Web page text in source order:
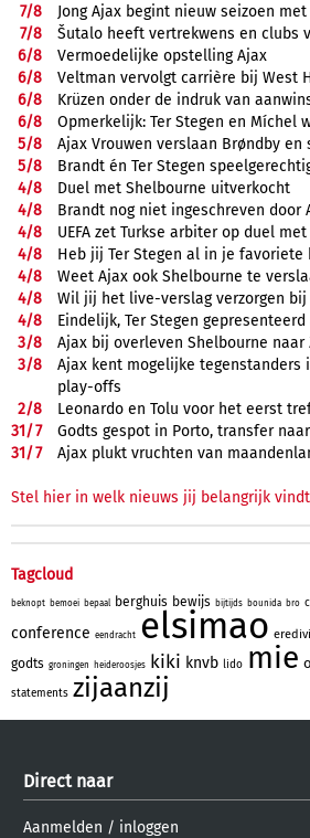
7/8
Jong Ajax begint nieuw seizoen
7/8
Šutalo heeft vertrekwens en clubs
6/8
Vermoedelijke opstelling Ajax
6/8
Veltman vervolgt carrière bij West
6/8
Krüzen onder de indruk van
6/8
Opmerkelijk: Ter Stegen en Míchel
5/8
Ajax Vrouwen verslaan Brøndby
5/8
Brandt én Ter Stegen
4/8
Duel met Shelbourne uitverkocht
4/8
Brandt nog niet ingeschreven door
4/8
UEFA zet Turkse arbiter op duel
4/8
Heb jij Ter Stegen al in je favoriete
4/8
Weet Ajax ook Shelbourne te
4/8
Wil jij het live-verslag verzorgen
4/8
Eindelijk, Ter Stegen
3/8
Ajax bij overleven Shelbourne
3/8
Ajax kent mogelijke tegenstanders
play-offs
2/8
Leonardo en Tolu voor het eerst
31/7
Godts gespot in Porto, transfer
31/7 Ajax plukt vruchten van
Stel hier in welk nieuws jij belangrijk
Tagcloud
beknopt bemoei bepaal berghuis bewijs bijtijds bounida bro
conference eendracht elsimao
godts groningen heideroosjes kiki knvb lido mie
statements zijaanzij
Direct naar
Aanmelden / inloggen